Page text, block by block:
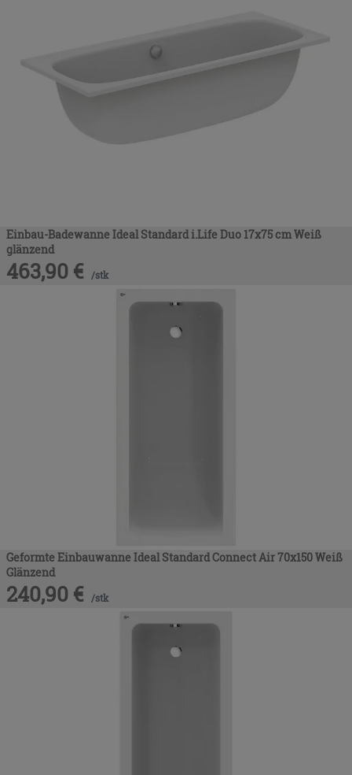
Einbau-Badewanne Ideal Standard i.Life Duo 17x75 cm Weiß
glänzend
463,90 € /stk
Geformte Einbauwanne Ideal Standard Connect Air 70x150 Weiß
Glänzend
240,90 € /stk